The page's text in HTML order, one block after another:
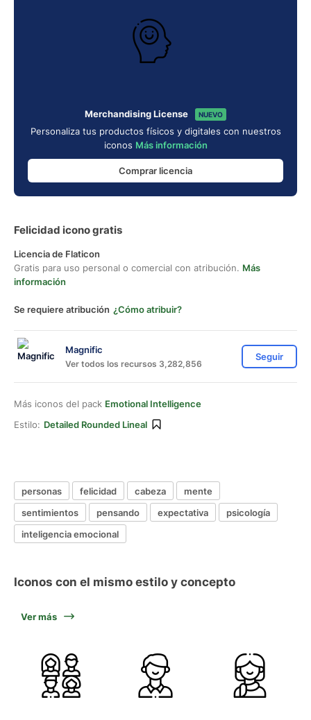
Merchandising License NUEVO
Personaliza tus productos físicos y digitales con nuestros
iconos Más información
Comprar licencia
Felicidad icono gratis
Licencia de Flaticon
Gratis para uso personal o comercial con atribución. Más
información
Se requiere atribución ¿Cómo atribuir?
Magnific
Ver todos los recursos 3,282,856
Seguir
Más iconos del pack Emotional Intelligence
Estilo: Detailed Rounded Lineal
personas felicidad cabeza
mente
sentimientos
pensando expectativa
psicología
inteligencia emocional
Iconos con el mismo estilo y concepto
Ver más